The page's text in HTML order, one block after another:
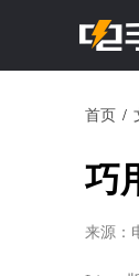
首页
巧
来源：